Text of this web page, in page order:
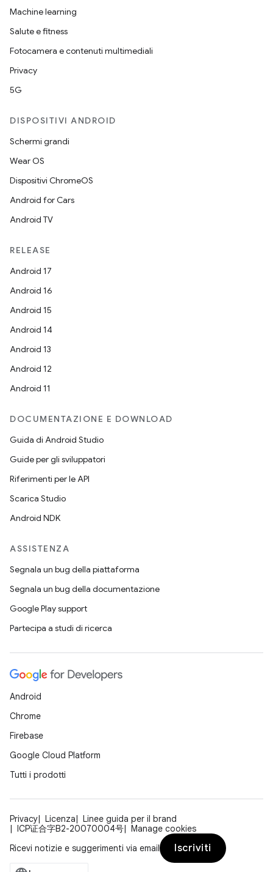
Machine learning
Salute e fitness
Fotocamera e contenuti multimediali
Privacy
5G
DISPOSITIVI ANDROID
Schermi grandi
Wear OS
Dispositivi ChromeOS
Android for Cars
Android TV
RELEASE
Android 17
Android 16
Android 15
Android 14
Android 13
Android 12
Android 11
DOCUMENTAZIONE E DOWNLOAD
Guida di Android Studio
Guide per gli sviluppatori
Riferimenti per le API
Scarica Studio
Android NDK
ASSISTENZA
Segnala un bug della piattaforma
Segnala un bug della documentazione
Google Play support
Partecipa a studi di ricerca
Android
Chrome
Firebase
Google Cloud Platform
Tutti i prodotti
Privacy Licenza
Linee guida per il brand
ICP证合字B2-20070004号
Manage cookies
Ricevi notizie e suggerimenti via email
Iscriviti